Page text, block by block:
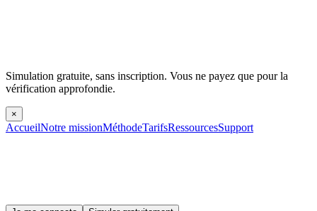
Simulation gratuite, sans inscription. Vous ne payez que pour la
vérification approfondie.
×
AccueilNotre missionMéthodeTarifsRessourcesSupport